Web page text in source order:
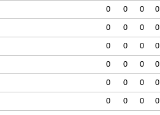
0 0 0 0
0 0 0 0
0 0 0 0
0 0 0 0
0 0 0 0
0 0 0 0